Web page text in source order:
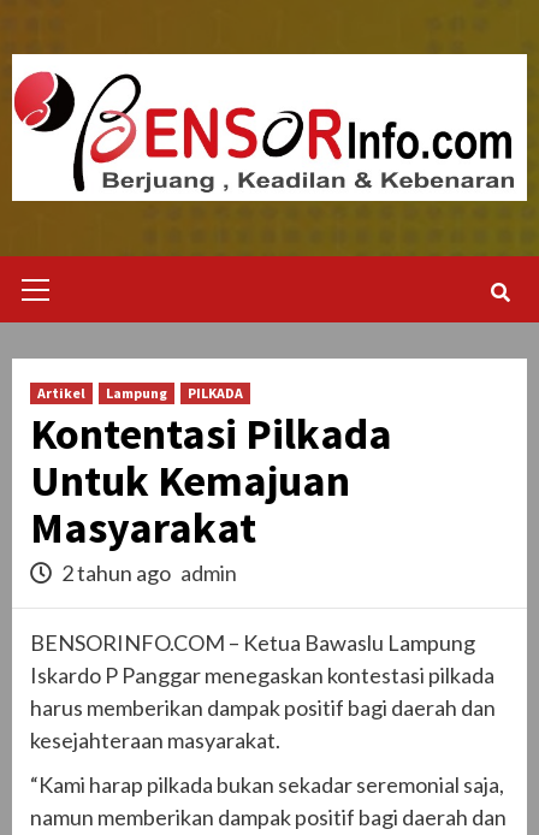
content
Menu
Artikel Lampung PILKADA
Kontentasi Pilkada
Untuk Kemajuan
Masyarakat
2 tahun ago admin
BENSORINFO.COM – Ketua Bawaslu Lampung
Iskardo P Panggar menegaskan kontestasi pilkada
harus memberikan dampak positif bagi daerah dan
kesejahteraan masyarakat.
“Kami harap pilkada bukan sekadar seremonial saja,
namun memberikan dampak positif bagi daerah dan